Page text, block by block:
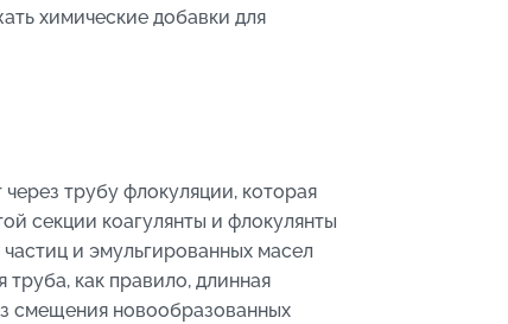
химические добавки для
трубу флокуляции, которая
секции коагулянты и флокулянты
и эмульгированных масел
как правило, длинная
смещения новообразованных